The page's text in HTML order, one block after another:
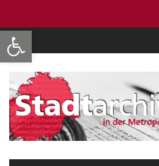
Werkzeugleiste öffnen